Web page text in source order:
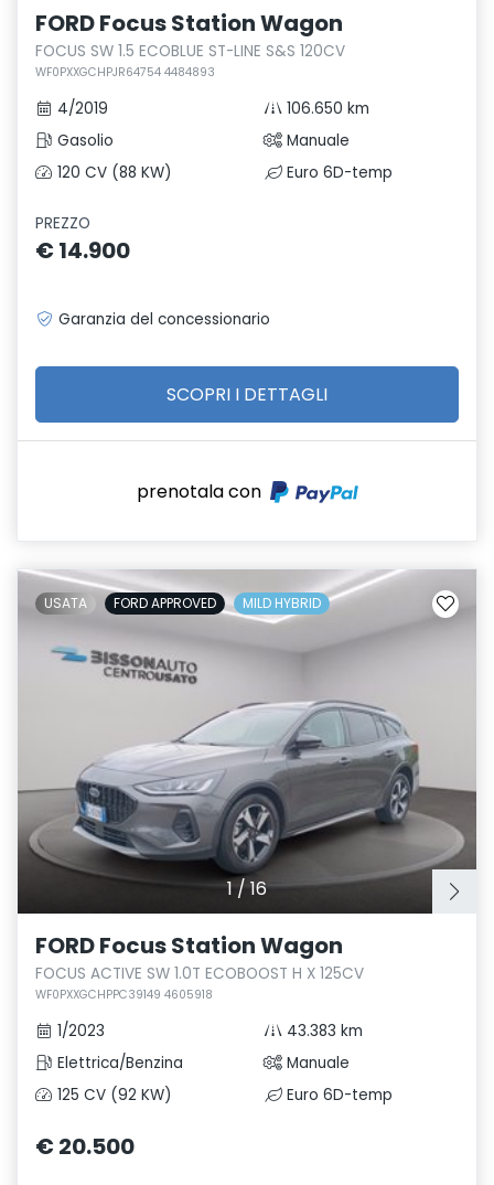
FORD Focus Station Wagon
FOCUS SW 1.5 ECOBLUE ST-LINE S&S 120CV
WF0PXXGCHPJR64754 4484893
4/2019
106.650 km
Gasolio
Manuale
120 CV (88 KW)
Euro 6D-temp
PREZZO
€ 14.900
Garanzia del concessionario
SCOPRI I DETTAGLI
prenotala con
1/16
USATA FORD APPROVED MILD HYBRID
FORD Focus Station Wagon
FOCUS ACTIVE SW 1.0T ECOBOOST H X 125CV
WF0PXXGCHPPC39149 4605918
1/2023
43.383 km
Elettrica/Benzina
Manuale
125 CV (92 KW)
Euro 6D-temp
€ 20.500